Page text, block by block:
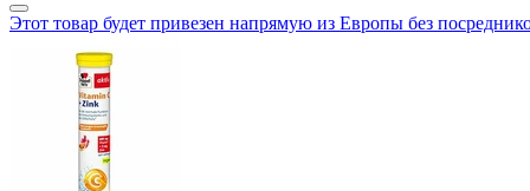
Этот товар будет привезен напрямую из Европы без